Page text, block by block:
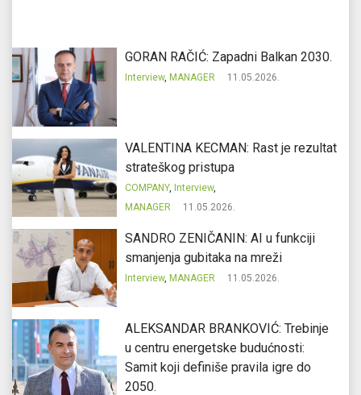
GORAN RAČIĆ: Zapadni Balkan 2030.
Interview, MANAGER 11.05.2026.
VALENTINA KECMAN: Rast je rezultat
strateškog pristupa
COMPANY, Interview,
MANAGER
11.05.2026.
SANDRO ZENIČANIN: AI u funkciji
smanjenja gubitaka na mreži
Interview, MANAGER 11.05.2026.
ALEKSANDAR BRANKOVIĆ: Trebinje
u centru energetske budućnosti:
Samit koji definiše pravila igre do
2050.